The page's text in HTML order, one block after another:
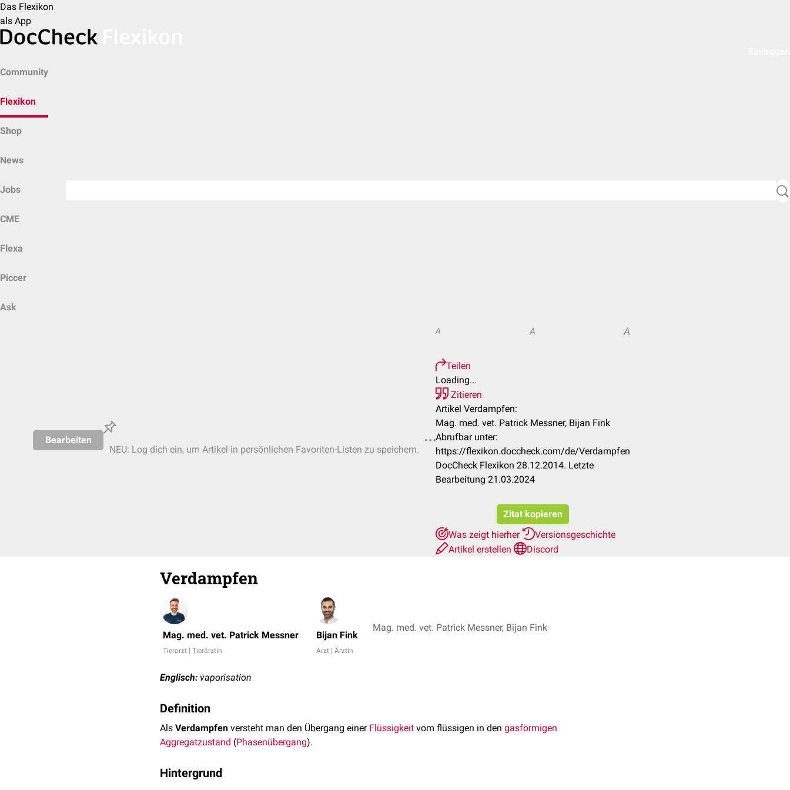
Das Flexikon
als App
Community
Flexikon
Shop
News
Jobs
CME
Flexa
Piccer
Ask
Bearbeiten
NEU: Log dich ein, um Artikel in persönlichen Favoriten-Listen zu speichern.
A A A
Teilen
Loading...
Zitieren
Artikel Verdampfen:
Mag. med. vet. Patrick Messner, Bijan Fink
Abrufbar unter:
https://flexikon.doccheck.com/de/Verdampfen
DocCheck Flexikon 28.12.2014. Letzte
Bearbeitung 21.03.2024
Zitat kopieren
Was zeigt hierher
Versionsgeschichte
Artikel erstellen
Discord
Verdampfen
Mag. med. vet. Patrick Messner
Tierarzt | Tierärztin
Bijan Fink
Arzt | Ärztin
Mag. med. vet. Patrick Messner, Bijan Fink
Englisch: vaporisation
Definition
Als Verdampfen versteht man den Übergang einer Flüssigkeit vom flüssigen in den gasförmigen
Aggregatzustand (Phasenübergang).
Hintergrund